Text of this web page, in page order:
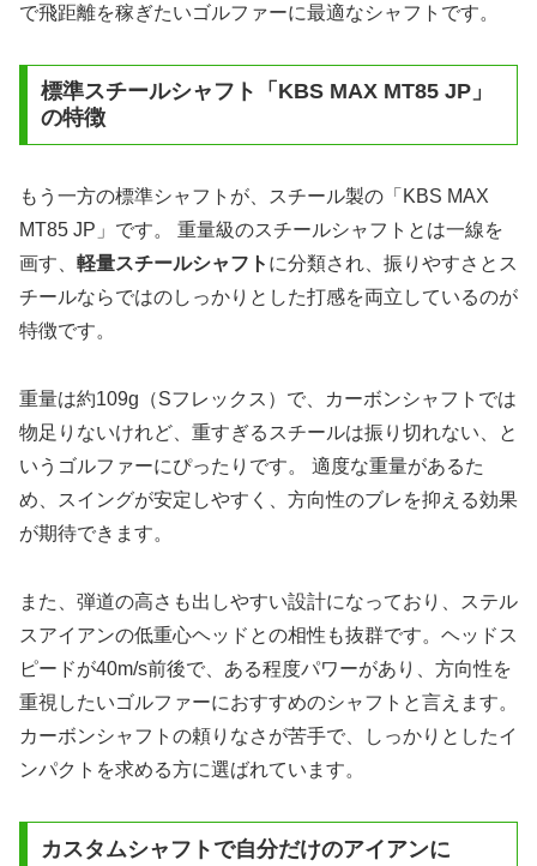
で飛距離を稼ぎたいゴルファーに最適なシャフトです。
標準スチールシャフト「KBS MAX MT85 JP」
の特徴
もう一方の標準シャフトが、スチール製の「KBS MAX
MT85 JP」です。 重量級のスチールシャフトとは一線を
画す、 軽量スチールシャフト に分類され、振りやすさとス
チールならではのしっかりとした打感を両立しているのが
特徴です。
重量は約109g（Sフレックス）で、カーボンシャフトでは
物足りないけれど、重すぎるスチールは振り切れない、と
いうゴルファーにぴったりです。 適度な重量があるた
め、スイングが安定しやすく、方向性のブレを抑える効果
が期待できます。
また、弾道の高さも出しやすい設計になっており、ステル
スアイアンの低重心ヘッドとの相性も抜群です。ヘッドス
ピードが40m/s前後で、ある程度パワーがあり、方向性を
重視したいゴルファーにおすすめのシャフトと言えます。
カーボンシャフトの頼りなさが苦手で、しっかりとしたイ
ンパクトを求める方に選ばれています。
カスタムシャフトで自分だけのアイアンに